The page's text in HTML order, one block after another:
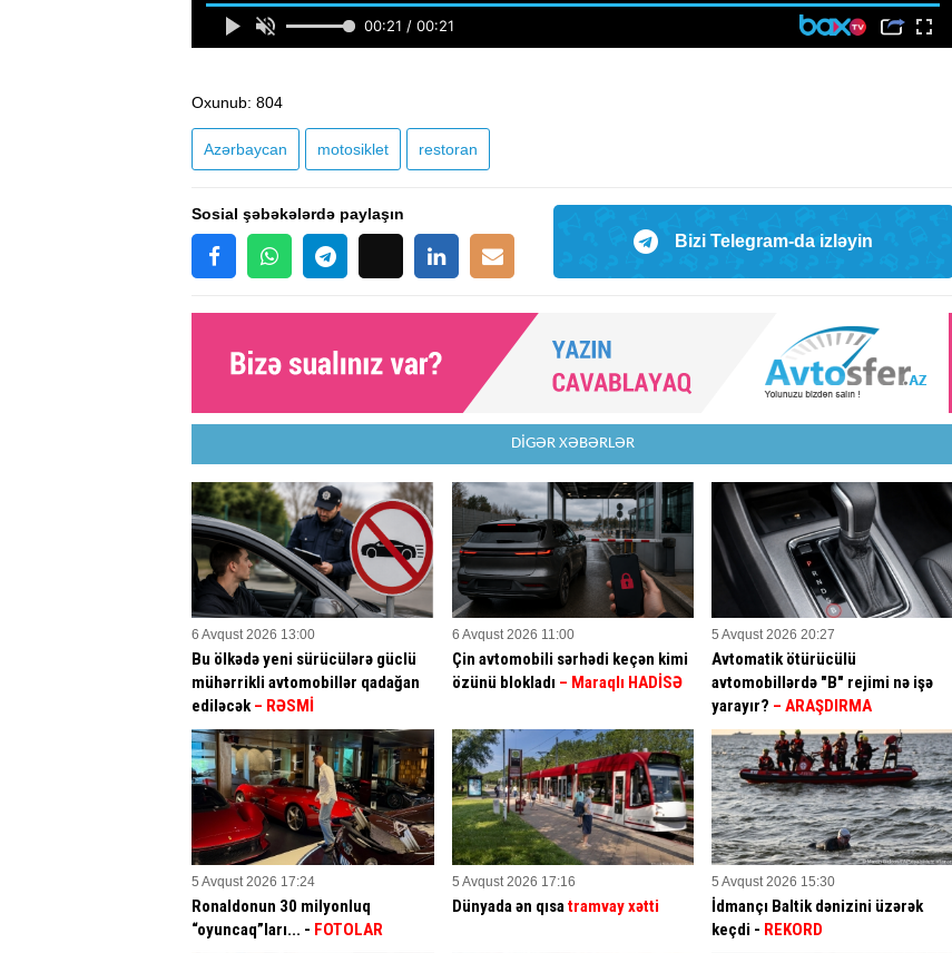
Oxunub: 804
Azərbaycan motosiklet restoran
Sosial şəbəkələrdə paylaşın
Bizi Telegram-da izləyin
DİGƏR XƏBƏRLƏR
6 Avqust 2026 13:00
Bu ölkədə yeni sürücülərə güclü
mühərrikli avtomobillər qadağan
ediləcək– RƏSMİ
6 Avqust 2026 11:00
Çin avtomobili sərhədi keçən kimi
özünü blokladı – Maraqlı HADİSƏ
5 Avqust 2026 20:27
Avtomatik ötürücülü
avtomobillərdə "B" rejimi nə işə
yarayır? – ARAŞDIRMA
5 Avqust 2026 17:24
Ronaldonun 30 milyonluq
“oyuncaq”ları... - FOTOLAR
5 Avqust 2026 17:16
Dünyada ən qısatramvay xətti
5 Avqust 2026 15:30
İdmançı Baltik dənizini üzərək
keçdi - REKORD